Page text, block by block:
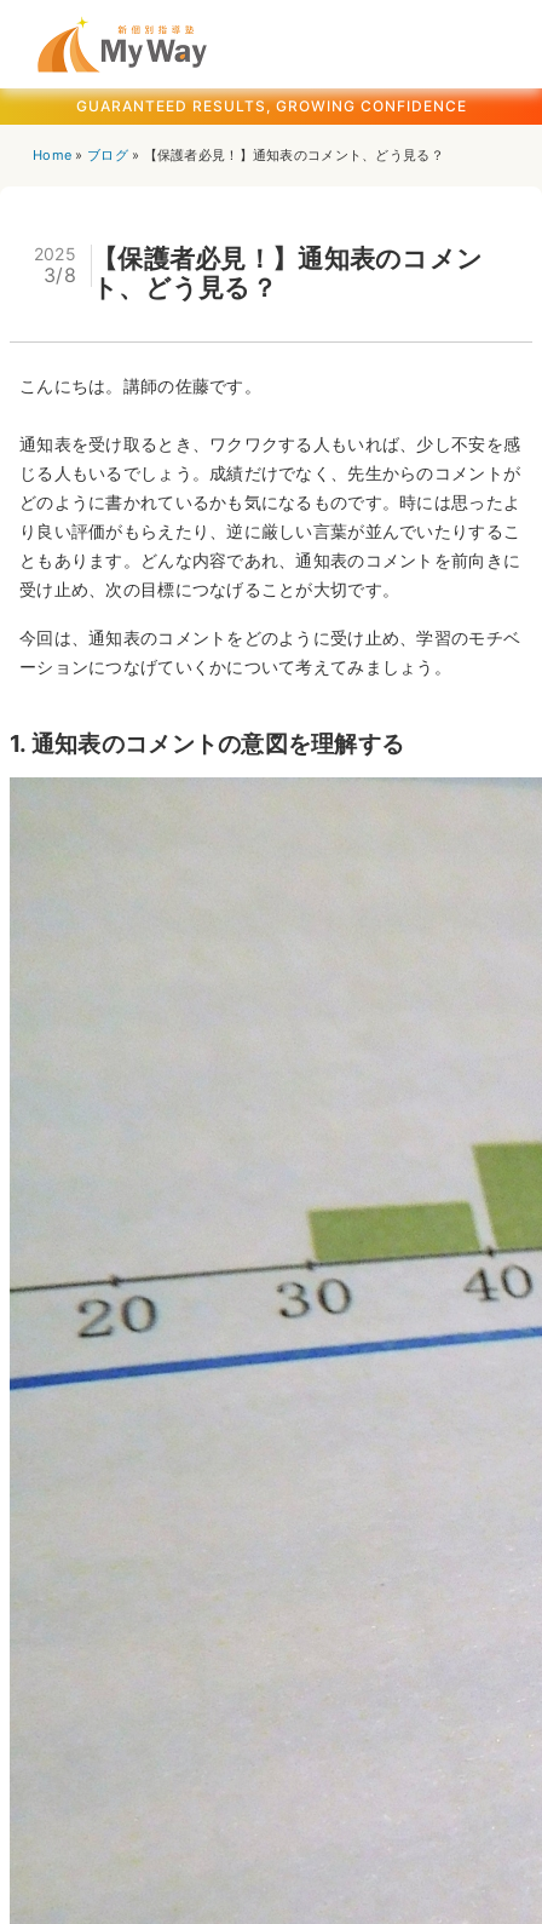
GUARANTEED RESULTS, GROWING CONFIDENCE
Home » ブログ» 【保護者必見！】通知表のコメント、どう見る？
2025
3/8
【保護者必見！】通知表のコメン
ト、どう見る？
こんにちは。講師の佐藤です。
通知表を受け取るとき、ワクワクする人もいれば、少し不安を感
じる人もいるでしょう。成績だけでなく、先生からのコメントが
どのように書かれているかも気になるものです。時には思ったよ
り良い評価がもらえたり、逆に厳しい言葉が並んでいたりするこ
ともあります。どんな内容であれ、通知表のコメントを前向きに
受け止め、次の目標につなげることが大切です。
今回は、通知表のコメントをどのように受け止め、学習のモチベ
ーションにつなげていくかについて考えてみましょう。
1. 通知表のコメントの意図を理解する